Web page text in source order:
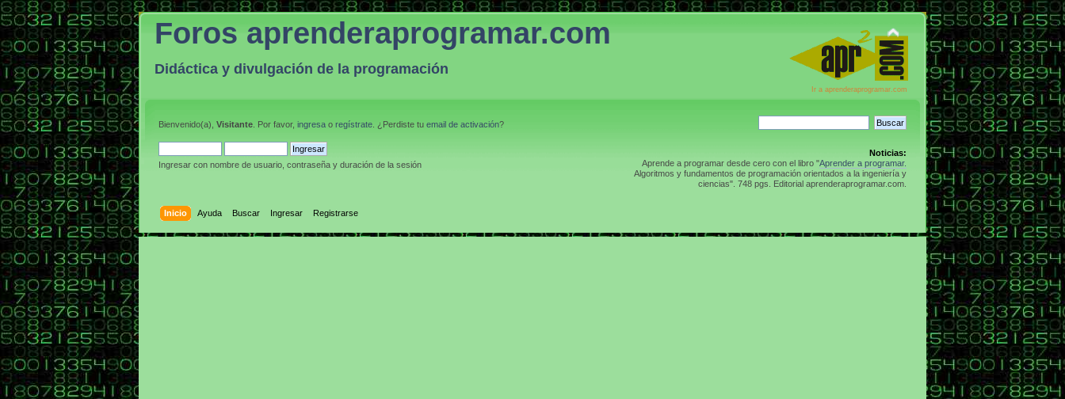
Foros aprenderaprogramar.com
Didáctica y divulgación de la programación
Ir a aprenderaprogramar.com
Bienvenido(a), Visitante . Por favor, ingresa o regístrate . ¿Perdiste tu email de activación?
Ingresar con nombre de usuario, contraseña y duración de la sesión
Noticias:
Aprende a programar desde cero con el libro "Aprender a programar.
Algoritmos y fundamentos de programación orientados a la ingeniería y
ciencias". 748 pgs. Editorial aprenderaprogramar.com.
Inicio Ayuda Buscar Ingresar Registrarse